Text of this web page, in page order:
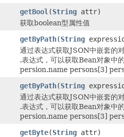
getBool (String attr)
获取boolean型属性值
getByPath(String
通过表达式获取JSON中嵌套的
.表达式，可以获取Bean对象中
persion.name persons[3]
getByPath(String
通过表达式获取JSON中嵌套的
.表达式，可以获取Bean对象中
persion.name persons[3]
getByte(String attr)